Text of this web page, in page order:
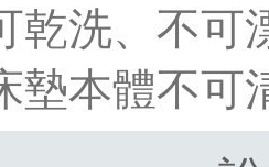
乾洗、不可
墊本體不可